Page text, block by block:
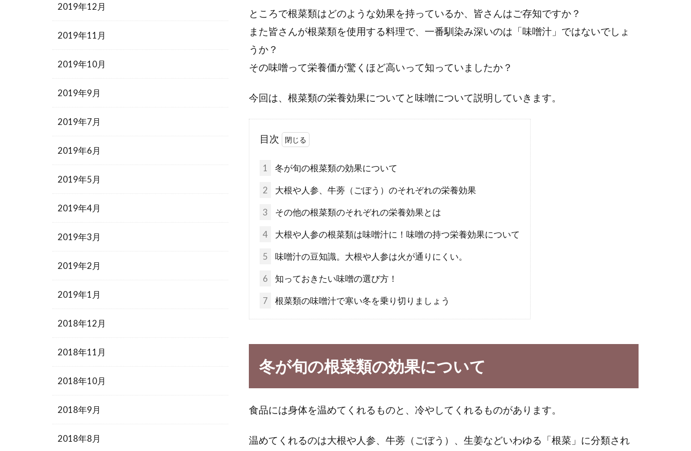
ところで根菜類はどのような効果を持っているか、皆さんはご存知ですか？
また皆さんが根菜類を使用する料理で、一番馴染み深いのは「味噌汁」ではないでしょ
うか？
その味噌って栄養価が驚くほど高いって知っていましたか？
今回は、根菜類の栄養効果についてと味噌について説明していきます。
目次
1 冬が旬の根菜類の効果について
2 大根や人参、牛蒡（ごぼう）のそれぞれの栄養効果
3 その他の根菜類のそれぞれの栄養効果とは
4 大根や人参の根菜類は味噌汁に！味噌の持つ栄養効果について
5 味噌汁の豆知識。大根や人参は火が通りにくい。
6 知っておきたい味噌の選び方！
7 根菜類の味噌汁で寒い冬を乗り切りましょう
冬が旬の根菜類の効果について
食品には身体を温めてくれるものと、冷やしてくれるものがあります。
温めてくれるのは大根や人参、牛蒡（ごぼう）、生姜などいわゆる「根菜」に分類され
2019年12月
2019年11月
2019年10月
2019年9月
2019年7月
2019年6月
2019年5月
2019年4月
2019年3月
2019年2月
2019年1月
2018年12月
2018年11月
2018年10月
2018年9月
2018年8月